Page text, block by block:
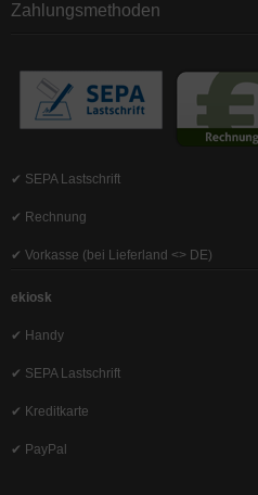
Zahlungsmethoden
✔ SEPA Lastschrift
✔ Rechnung
✔ Vorkasse (bei Lieferland <> DE)
ekiosk
✔ Handy
✔ SEPA Lastschrift
✔ Kreditkarte
✔ PayPal